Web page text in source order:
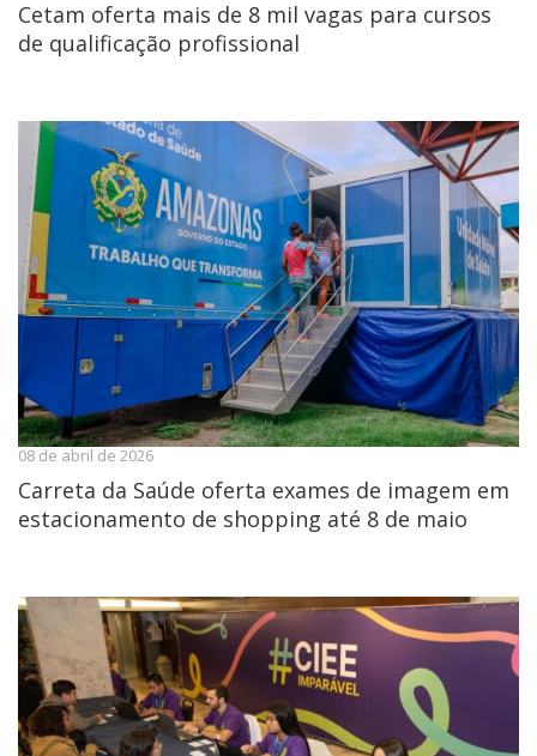
Cetam oferta mais de 8 mil vagas para cursos
de qualificação profissional
08 de abril de 2026
Carreta da Saúde oferta exames de imagem em
estacionamento de shopping até 8 de maio